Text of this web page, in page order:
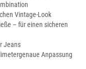
Vintage-Look
– für einen sicheren
Jeans
Anpassung